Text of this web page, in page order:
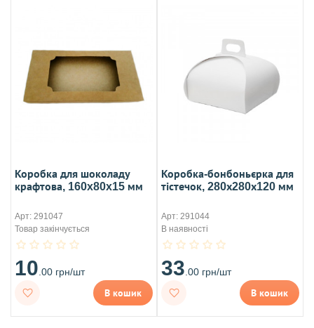
Коробка для шоколаду
крафтова, 160x80x15 мм
Арт: 291047
Товар закінчується
10 .00 грн/шт
В кошик
Коробка-бонбоньєрка для
тістечок, 280х280х120 мм
Арт: 291044
В наявності
33 .00 грн/шт
В кошик